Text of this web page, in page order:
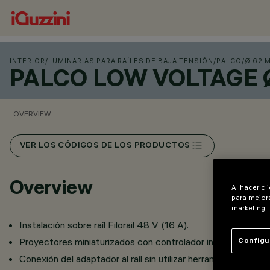
INTERIOR /LUMINARIAS PARA RAÍLES DE BAJA TENSIÓN /PALCO /Ø 62
PALCO LOW
OVERVIEW
VER LOS CÓDIGOS DE LOS PRODUCTOS
Overview
Instalación sobre raíl Filorail 48 V (16 A).
Proyectores miniaturizados con controlador integrado en el
Conexión del adaptador al raíl sin utilizar herramientas.
Al hacer
para
marketing.